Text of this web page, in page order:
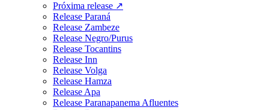
Próxima release ↗
Release Paraná
Release Zambeze
Release Negro/Purus
Release Tocantins
Release Inn
Release Volga
Release Hamza
Release Apa
Release Paranapanema Afluentes